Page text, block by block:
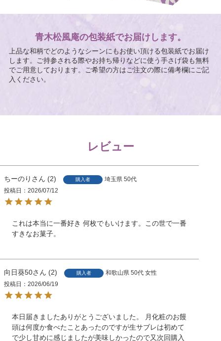
青木松風庵の包装紙でお届けします。
上品な和柄でどのようなシーンにもお使い頂ける包装紙でお届け
します。ご持参される際やお持ち帰りなどに使う手さげ袋も無料
でご用意しております。ご希望の方はご注文の際に備考欄にご記
入ください。
レビュー
ちーのり 2 購入者 埼玉県 50代
投稿日
2026/07/12
これは本当に一番好き 何枚でもいけます。この世で一番
すきなお菓子。
向日葵50 2 購入者 和歌山県 50代 女性
投稿日
2026/06/19
本日届きましたありがとうございました。 月化粧のお饅
頭は何度か食べたことあったのですが生サブレは初めて
で少し甘めに感じましたが美味しかったので又次回購入